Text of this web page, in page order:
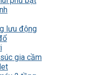
lưu động
gia cầm